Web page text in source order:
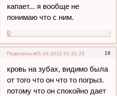
капает... я вообще не
понимаю что с ним.
0
Поделиться 18
01.04.2012 01:31:25
кровь на зубах, видимо была
от того что он что то погрыз.
потому что он спокойно дает